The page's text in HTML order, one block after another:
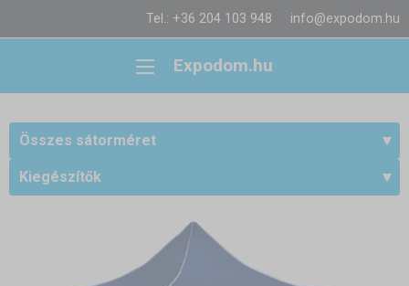
Tel.: +36 204 103 948 info@expodom.hu
Expodom.hu
Összes sátorméret
Kiegészítők